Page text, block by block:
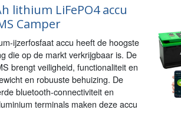
lithium LiFePO4 accu
Camper
ijzerfosfaat accu heeft de hoogste
die op de markt verkrijgbaar is. De
brengt veiligheid, functionaliteit en
en robuuste behuizing. De
bluetooth-connectiviteit en
terminals maken deze accu